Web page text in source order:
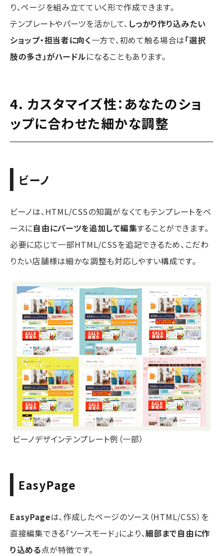
り、ページを組み立てていく形で作成できます。
テンプレートやパーツを活かして、 しっかり作り込みたい
ショップ・担当者に向く一方で、初めて触る場合は「選択
肢の多さ」がハードルになることもあります。
4. カスタマイズ性：あなたのショ
ップに合わせた細かな調整
ビーノ
ビーノは、HTML/CSSの知識がなくてもテンプレートをベ
ースに自由にパーツを追加して編集することができます。
必要に応じて一部HTML/CSSを追記できるため、こだわ
りたい店舗様は細かな調整も対応しやすい構成です。
ビーノデザインテンプレート例（一部）
EasyPage
EasyPageは、作成したページのソース（HTML/CSS）を
直接編集できる「ソースモード」により、細部まで自由に作
り込める点が特徴です。